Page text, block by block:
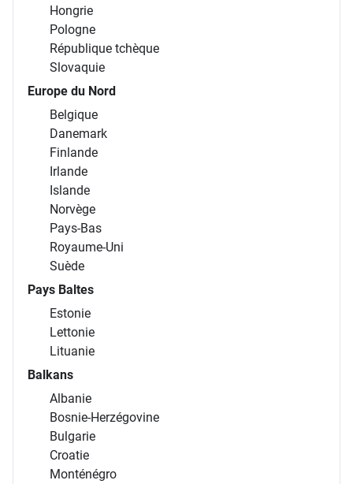
Hongrie
Pologne
République tchèque
Slovaquie
Europe du Nord
Belgique
Danemark
Finlande
Irlande
Islande
Norvège
Pays-Bas
Royaume-Uni
Suède
Pays Baltes
Estonie
Lettonie
Lituanie
Balkans
Albanie
Bosnie-Herzégovine
Bulgarie
Croatie
Monténégro